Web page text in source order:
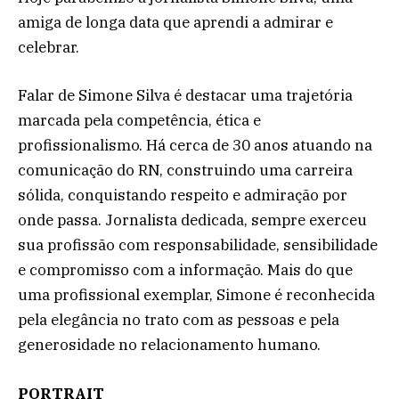
amiga de longa data que aprendi a admirar e
celebrar.
Falar de Simone Silva é destacar uma trajetória
marcada pela competência, ética e
profissionalismo. Há cerca de 30 anos atuando na
comunicação do RN, construindo uma carreira
sólida, conquistando respeito e admiração por
onde passa. Jornalista dedicada, sempre exerceu
sua profissão com responsabilidade, sensibilidade
e compromisso com a informação. Mais do que
uma profissional exemplar, Simone é reconhecida
pela elegância no trato com as pessoas e pela
generosidade no relacionamento humano.
PORTRAIT